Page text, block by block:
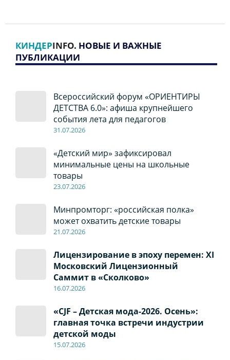
КИНДЕРINFO. НОВЫЕ И ВАЖНЫЕ
ПУБЛИКАЦИИ
Всероссийский форум «ОРИЕНТИРЫ
ДЕТСТВА 6.0»: афиша крупнейшего
события лета для педагогов
31.07.2026
«Детский мир» зафиксировал
минимальные цены на школьные
товары
23.07.2026
Минпромторг: «российская полка»
может охватить детские товары
21.07.2026
Лицензирование в эпоху перемен: XI
Московский Лицензионный
Саммит в «Сколково»
16.07.2026
«CJF – Детская мода-2026. Осень»:
главная точка встречи индустрии
детской моды
15.07.2026